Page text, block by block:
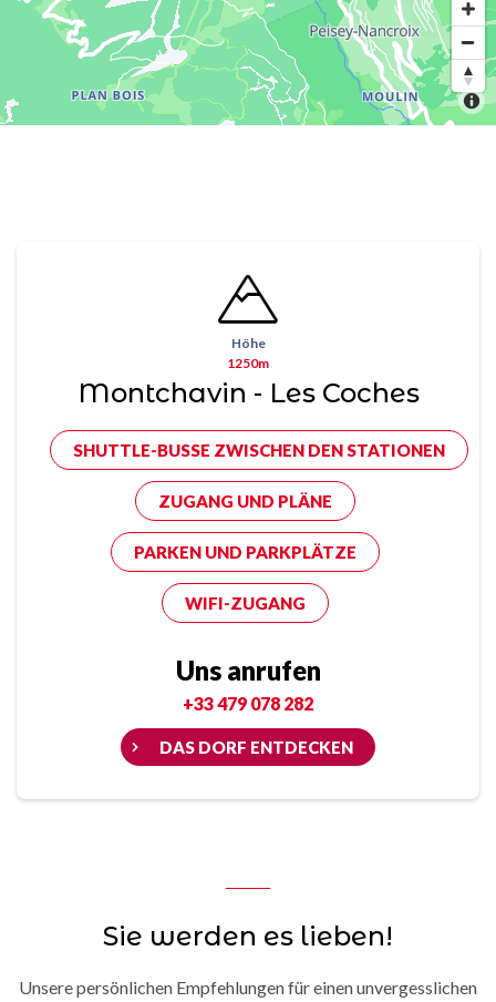
Höhe
1250m
Montchavin - Les Coches
SHUTTLE-BUSSE ZWISCHEN DEN STATIONEN
ZUGANG UND PLÄNE
PARKEN UND PARKPLÄTZE
WIFI-ZUGANG
Uns anrufen
+33 479 078 282
DAS DORF ENTDECKEN
Sie werden es lieben!
Unsere persönlichen Empfehlungen für einen unvergesslichen